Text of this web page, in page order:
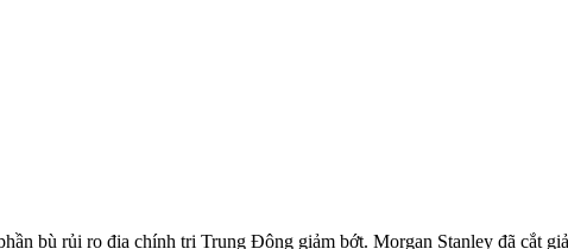
bù rủi ro địa chính trị Trung Đông giảm bớt. Morgan Stanley đã cắt